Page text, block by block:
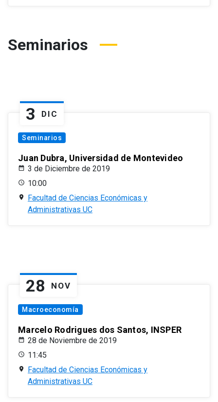
Seminarios
3 DIC
Seminarios
Juan Dubra, Universidad de Montevideo
3 de Diciembre de 2019
10:00
Facultad de Ciencias Económicas y
Administrativas UC
28 NOV
Macroeconomía
Marcelo Rodrigues dos Santos, INSPER
28 de Noviembre de 2019
11:45
Facultad de Ciencias Económicas y
Administrativas UC